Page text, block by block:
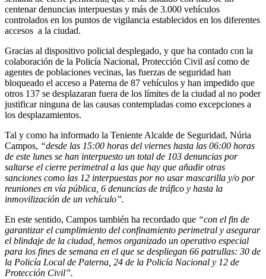
centenar denuncias interpuestas y más de 3.000 vehículos
controlados en los puntos de vigilancia establecidos en los diferentes
accesos a la ciudad.
Gracias al dispositivo policial desplegado, y que ha contado con la
colaboración de la Policía Nacional, Protección Civil así como de
agentes de poblaciones vecinas, las fuerzas de seguridad han
bloqueado el acceso a Paterna de 87 vehículos y han impedido que
otros 137 se desplazaran fuera de los límites de la ciudad al no poder
justificar ninguna de las causas contempladas como excepciones a
los desplazamientos.
Tal y como ha informado la Teniente Alcalde de Seguridad, Núria
Campos, “desde las 15:00 horas del viernes hasta las 06:00 horas
de este lunes se han interpuesto un total de 103 denuncias por
saltarse el cierre perimetral a las que hay que añadir otras
sanciones como las 12 interpuestas por no usar mascarilla y/o por
reuniones en vía pública, 6 denuncias de tráfico y hasta la
inmovilización de un vehículo”.
En este sentido, Campos también ha recordado que “con el fin de
garantizar el cumplimiento del confinamiento perimetral y asegurar
el blindaje de la ciudad, hemos organizado un operativo especial
para los fines de semana en el que se despliegan 66 patrullas: 30 de
la Policía Local de Paterna, 24 de la Policía Nacional y 12 de
Protección Civil”.